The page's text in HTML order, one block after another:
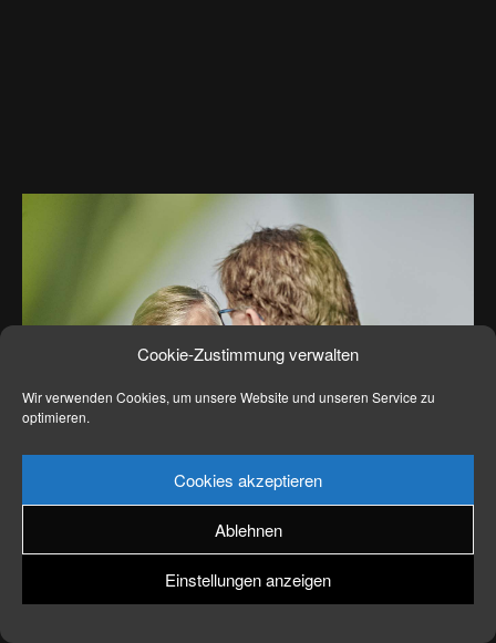
Cookie-Zustimmung verwalten
Wir verwenden Cookies, um unsere Website und unseren Service zu
optimieren.
Cookies akzeptieren
Ablehnen
Einstellungen anzeigen
Kontakt